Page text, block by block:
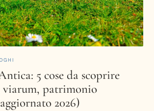
5 cose da scoprire
viarum, patrimonio
2026)